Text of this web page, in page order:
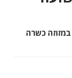
–
כשרה